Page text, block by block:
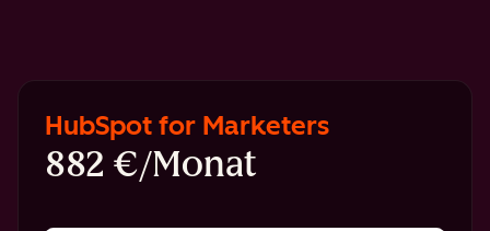
HubSpot for Marketers
882 €/Monat